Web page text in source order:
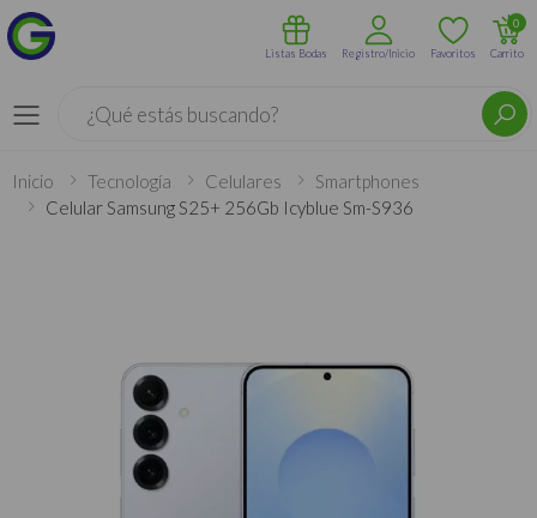
Menú
Listas Bodas Registro/Inicio Favoritos Carrito
0
Inicio Tecnología Celulares
Smartphones
Celular Samsung S25+ 256Gb Icyblue Sm-S936